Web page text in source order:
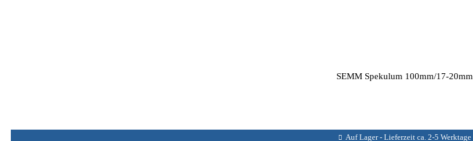
SEMM Spekulum 100mm/17-20mm
Auf Lager - Lieferzeit ca. 2-5 Werktage